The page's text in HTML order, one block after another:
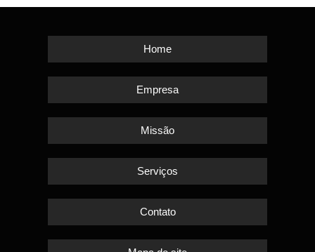
Home
Empresa
Missão
Serviços
Contato